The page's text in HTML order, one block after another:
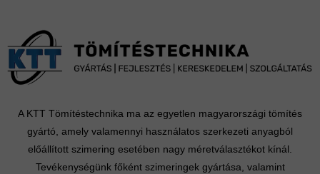
A KTT Tömítéstechnika ma az egyetlen magyarországi tömítés
gyártó, amely valamennyi használatos szerkezeti anyagból
előállított szimering esetében nagy méretválasztékot kínál.
Tevékenységünk főként szimeringek gyártása, valamint